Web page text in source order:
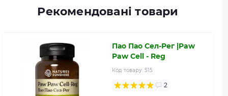
Рекомендовані товари
Пао Пао Сел-Рег |Paw
Paw Cell - Reg
Код товару: 515
2